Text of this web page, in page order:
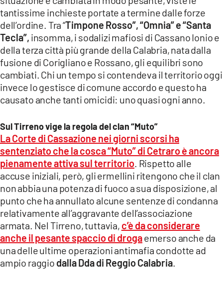
tantissime inchieste portate a termine dalle forze
dell’ordine. Tra “Timpone Rosso”, “Omnia” e “Santa
Tecla”, insomma, i sodalizi mafiosi di Cassano Ionio e
della terza città più grande della Calabria, nata dalla
fusione di Corigliano e Rossano, gli equilibri sono
cambiati. Chi un tempo si contendeva il territorio oggi
invece lo gestisce di comune accordo e questo ha
causato anche tanti omicidi: uno quasi ogni anno.
Sul Tirreno vige la regola del clan “Muto”
La Corte di Cassazione nei giorni scorsi ha
sentenziato che la cosca “Muto” di Cetraro è ancora
pienamente attiva sul territorio . Rispetto alle
accuse iniziali, però, gli ermellini ritengono che il clan
non abbia una potenza di fuoco a sua disposizione, al
punto che ha annullato alcune sentenze di condanna
relativamente all’aggravante dell’associazione
armata. Nel Tirreno, tuttavia, c’è da considerare
anche il pesante spaccio di drogaemerso anche da
una delle ultime operazioni antimafia condotte ad
ampio raggio dalla Dda di Reggio Calabria.